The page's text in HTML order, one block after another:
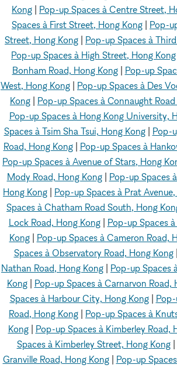
Kong
Pop-up Spaces à Centre Street,
Spaces à First Street, Hong Kong
Pop-
Street, Hong Kong
Pop-up Spaces à
Pop-up Spaces à High Street, Hong Kong
Bonham Road, Hong Kong| Pop-up
West, Hong Kong
Pop-up Spaces à Des
Kong
Pop-up Spaces à Connaught
Pop-up Spaces à Hong Kong University,
Spaces à Tsim Sha Tsui, Hong Kong| Pop-
Road, Hong Kong| Pop-up Spaces à
Pop-up Spaces à Avenue of Stars, Hong
Mody Road, Hong Kong| Pop-up Spaces
Hong Kong
Pop-up Spaces à Prat
Spaces à Chatham Road South, Hong
Lock Road, Hong Kong| Pop-up Spaces
Kong| Pop-up Spaces à Cameron Road,
Spaces à Observatory Road, Hong Kong|
Nathan Road, Hong Kong
Pop-up Spaces
Kong| Pop-up Spaces à Carnarvon Road,
Spaces à Harbour City, Hong Kong|
Road, Hong Kong
Pop-up Spaces à
Kong| Pop-up Spaces à Kimberley Road,
Spaces à Kimberley Street, Hong Kong|
Granville Road, Hong Kong| Pop-up